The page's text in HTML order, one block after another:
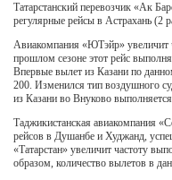
Татарстанский перевозчик «Ак
регулярные рейсы в Астрахань (2
Авиакомпания «ЮТэйр» увеличит
прошлом сезоне этот рейс
Впервые вылет из Казани по
200. Изменился тип воздушного
из Казани во Внуково
Таджикистанская авиакомпания
рейсов в Душанбе и Худжанд,
«Татарстан» увеличит частоту
образом, количество вылетов в